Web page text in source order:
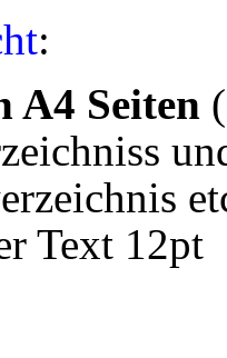
:
A4 Seiten
Text 12pt